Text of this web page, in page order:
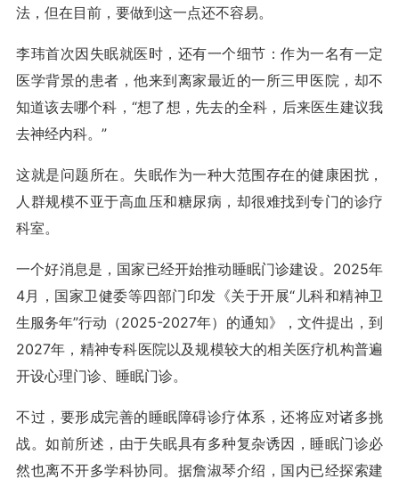
法，但在目前，要做到这一点还不容易。
李玮首次因失眠就医时，还有一个细节：作为一名有一定
医学背景的患者，他来到离家最近的一所三甲医院，却不
知道该去哪个科，“想了想，先去的全科，后来医生建议我
去神经内科。”
这就是问题所在。失眠作为一种大范围存在的健康困扰，
人群规模不亚于高血压和糖尿病，却很难找到专门的诊疗
科室。
一个好消息是，国家已经开始推动睡眠门诊建设。2025年
4月，国家卫健委等四部门印发《关于开展“儿科和精神卫
生服务年”行动（2025-2027年）的通知》，文件提出，到
2027年，精神专科医院以及规模较大的相关医疗机构普遍
开设心理门诊、睡眠门诊。
不过，要形成完善的睡眠障碍诊疗体系，还将应对诸多挑
战。如前所述，由于失眠具有多种复杂诱因，睡眠门诊必
然也离不开多学科协同。据詹淑琴介绍，国内已经探索建